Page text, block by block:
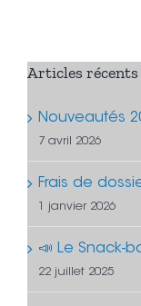
Articles récents
Nouveautés
7 avril 2026
Frais de
1 janvier 2026
📣 Le Snack-
22 juillet 2025